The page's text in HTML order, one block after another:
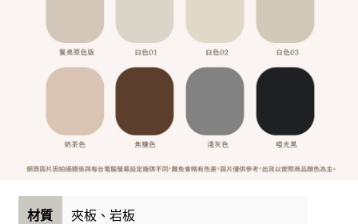
材質 夾板、岩板